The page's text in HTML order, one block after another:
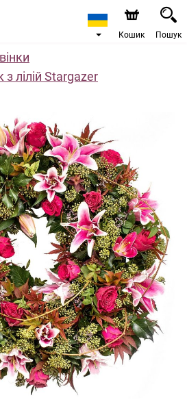
Кошик Пошук
лілій Stargazer